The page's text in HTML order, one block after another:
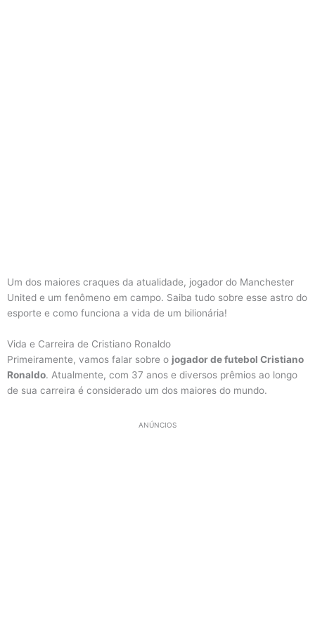
Um dos maiores craques da atualidade, jogador do Manchester
United e um fenômeno em campo. Saiba tudo sobre esse astro do
esporte e como funciona a vida de um bilionária!
Vida e Carreira de Cristiano Ronaldo
Primeiramente, vamos falar sobre o jogador de futebol Cristiano
Ronaldo. Atualmente, com 37 anos e diversos prêmios ao longo
de sua carreira é considerado um dos maiores do mundo.
ANÚNCIOS